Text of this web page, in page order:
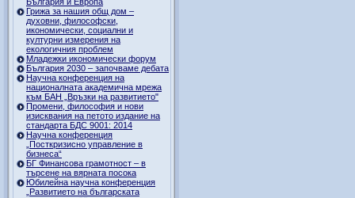
Грижа за нашия общ дом –
духовни, философски,
икономически, социални и
културни измерения на
екологичния проблем
Младежки икономически форум
България 2030 – започваме дебата
Научна конференция на
националната академична мрежа
към БАН „Връзки на развитието"
Промени, философия и нови
изисквания на петото издание на
стандарта БДС 9001: 2014
Научна конференция
„Посткризисно управление в
бизнеса“
БГ Финансова грамотност – в
търсене на вярната посока
Юбилейна научна конференция
„Развитието на българската